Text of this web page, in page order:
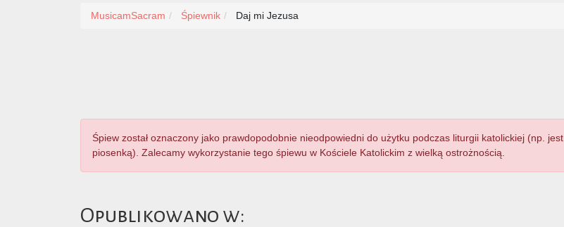
MusicamSacram Śpiewnik Daj mi Jezusa
Śpiew został oznaczony jako prawdopodobnie nieodpowiedni do użytku podczas liturgii katolickiej (np. jest
piosenką). Zalecamy wykorzystanie tego śpiewu w Kościele Katolickim z wielką ostrożnością.
Opublikowano w: